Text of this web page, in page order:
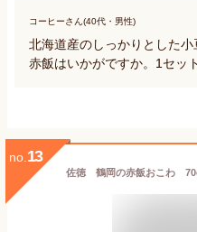
コーヒーさん(40代・男性)
北海道産のしっかりとした
赤飯はいかがですか。1セッ
no. 13